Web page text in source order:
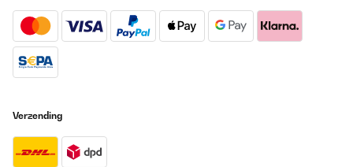
einige Male heruntergefallen und hat keinerlei sichtbare Schäden
davongetragen. Mein Kind kann sie problemlos selbst halten und
trinken, was den Alltag unterwegs deutlich
erleichtert.Vorteile:Auslaufsicherer, stabiler VerschlussHandlich
und leicht für kleine KinderhändeRobust und bruchsicher auch bei
unterwegs suchen – ein praktischer Begleiter in jeder Tasche, der
Amazon-Benutzer
Verzending